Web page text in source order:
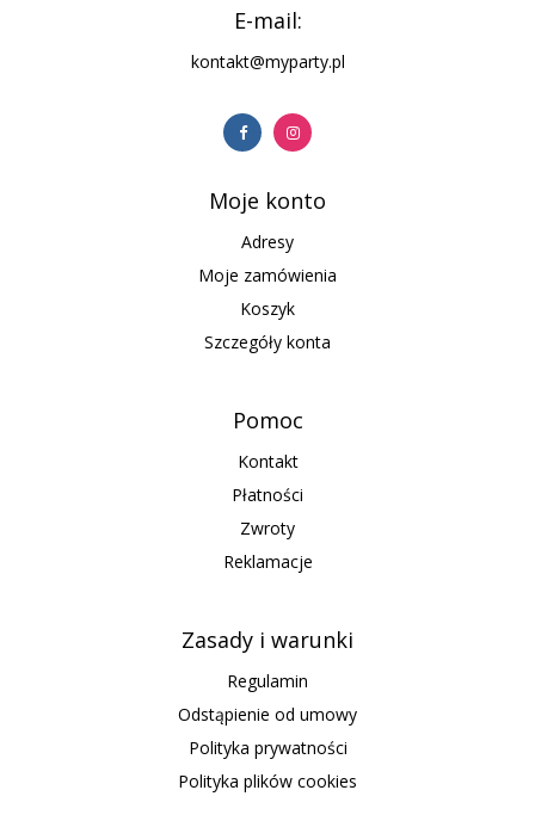
E-mail:
kontakt@myparty.pl
Moje konto
Adresy
Moje zamówienia
Koszyk
Szczegóły konta
Pomoc
Kontakt
Płatności
Zwroty
Reklamacje
Zasady i warunki
Regulamin
Odstąpienie od umowy
Polityka prywatności
Polityka plików cookies